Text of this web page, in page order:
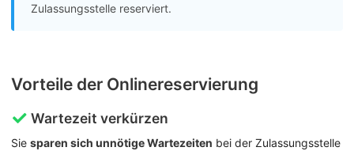
Zulassungsstelle reserviert.
Vorteile der Onlinereservierung
Wartezeit verkürzen
Sie sparen sich unnötige Wartezeiten bei der Zulassungsstelle